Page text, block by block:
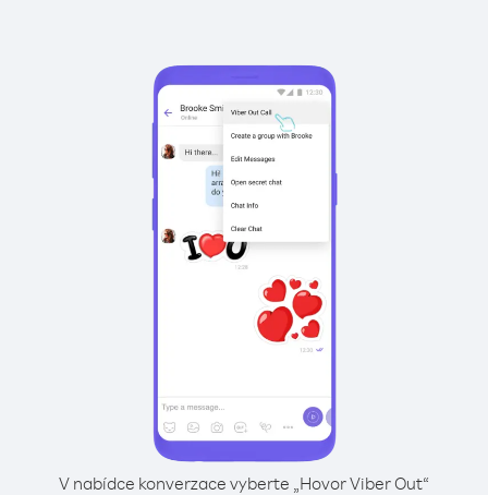
V nabídce konverzace vyberte „Hovor Viber Out“